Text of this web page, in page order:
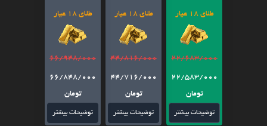
طلای 18 عیار
22/683/000
22/583/000
تومان
توضیحات بیشتر
طلای 18 عیار
44/816/000
44/716/000
تومان
توضیحات بیشتر
طلای 18 عیار
66/948/000
66/848/000
تومان
توضیحات بیشتر